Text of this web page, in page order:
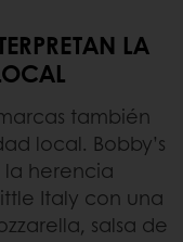
LA
también
local. Bobby’s
la herencia
Italy con una
salsa de